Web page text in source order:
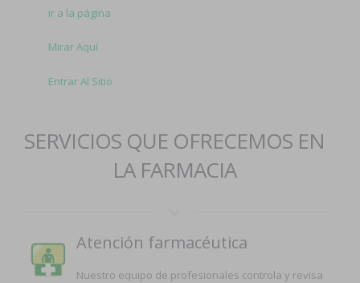
ir a la página
Mirar Aquí
Entrar Al Sitio
SERVICIOS QUE OFRECEMOS EN
LA FARMACIA
Atención farmacéutica
Nuestro equipo de profesionales controla y revisa